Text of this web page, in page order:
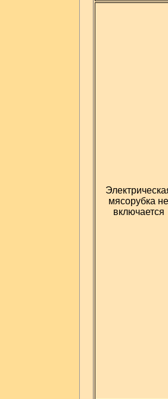
мясорубка не
включается